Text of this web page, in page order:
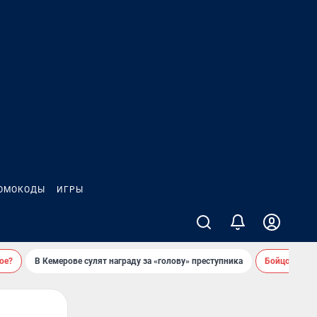
ИГРЫ
В Кемерове сулят награду за «голову» преступника Бойцовский